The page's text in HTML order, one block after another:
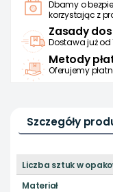
Dbamy o
korzystając z
Zasady
Dostawa już od
Metody
Oferujemy
Szczegóły
Liczba sztuk w
Materiał